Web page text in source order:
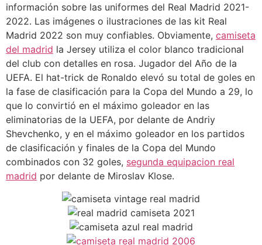
información sobre las uniformes del Real Madrid 2021-
2022. Las imágenes o ilustraciones de las kit Real
Madrid 2022 son muy confiables. Obviamente, camiseta
del madrid la Jersey utiliza el color blanco tradicional
del club con detalles en rosa. Jugador del Año de la
UEFA. El hat-trick de Ronaldo elevó su total de goles en
la fase de clasificación para la Copa del Mundo a 29, lo
que lo convirtió en el máximo goleador en las
eliminatorias de la UEFA, por delante de Andriy
Shevchenko, y en el máximo goleador en los partidos
de clasificación y finales de la Copa del Mundo
combinados con 32 goles, segunda equipacion real
madrid por delante de Miroslav Klose.